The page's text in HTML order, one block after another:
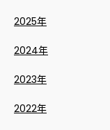
2025年
2024年
2023年
2022年